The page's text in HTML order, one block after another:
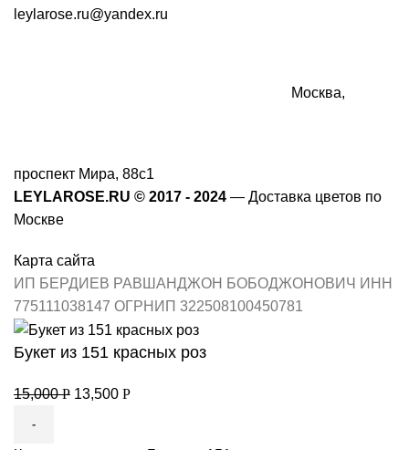
leylarose.ru@yandex.ru
Москва,
проспект Мира, 88с1
LEYLAROSE.RU ©️ 2017 - 2024 — Доставка цветов по
Москве
Карта сайта
ИП БЕРДИЕВ РАВШАНДЖОН БОБОДЖОНОВИЧ ИНН
775111038147 ОГРНИП 322508100450781
Букет из 151 красных роз
15,000Р 13,500 Р